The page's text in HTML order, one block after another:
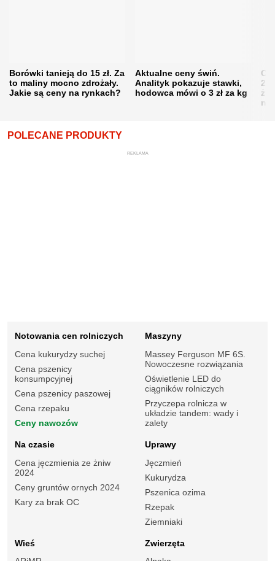
Borówki tanieją do 15 zł. Za
to maliny mocno zdrożały.
Jakie są ceny na rynkach?
Aktualne ceny świń.
Analityk pokazuje stawki,
hodowca mówi o 3 zł za kg
POLECANE PRODUKTY
REKLAMA
Notowania cen rolniczych
Cena kukurydzy suchej
Cena pszenicy
konsumpcyjnej
Cena pszenicy paszowej
Cena rzepaku
Ceny nawozów
Maszyny
Massey Ferguson MF 6S.
Nowoczesne rozwiązania
Oświetlenie LED do
ciągników rolniczych
Przyczepa rolnicza w
układzie tandem: wady i
zalety
Na czasie
Cena jęczmienia ze żniw
2024
Ceny gruntów ornych 2024
Kary za brak OC
Uprawy
Jęczmień
Kukurydza
Pszenica ozima
Rzepak
Ziemniaki
Wieś
Zwierzęta